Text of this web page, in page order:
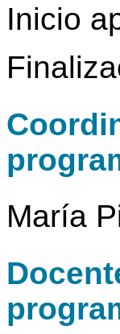
Inicio
María